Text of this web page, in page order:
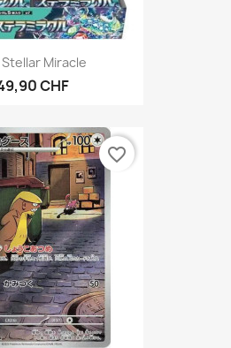
Stellar Miracle
CHF
favorite_border